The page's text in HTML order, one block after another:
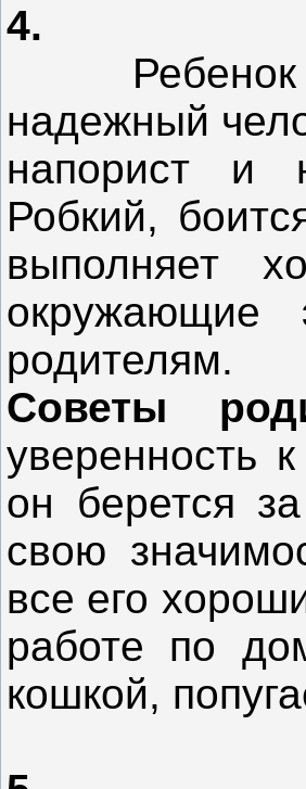
4.
Ребенок
надежный
напорист и
Робкий,
выполняет
окружающие
родителям.
Советы
уверенность
он берется
свою
все его
работе по
кошкой,